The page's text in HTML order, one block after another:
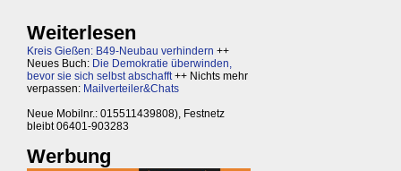
Weiterlesen
Kreis Gießen: B49-Neubau verhindern ++
Neues Buch: Die Demokratie überwinden,
bevor sie sich selbst abschafft++ Nichts mehr
verpassen: Mailverteiler&Chats
Neue Mobilnr.: 015511439808), Festnetz
bleibt 06401-903283
Werbung